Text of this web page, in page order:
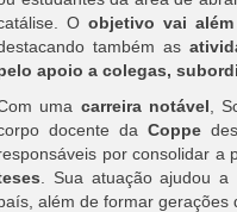
O objetivo vai além
também as
apoio a colegas,
uma carreira notável ,
docente da Coppe
por consolidar a
. Sua atuação ajudou a
além de formar gerações